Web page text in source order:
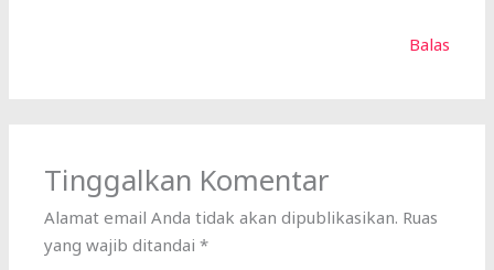
Balas
Tinggalkan Komentar
Alamat email Anda tidak akan dipublikasikan. Ruas
yang wajib ditandai*